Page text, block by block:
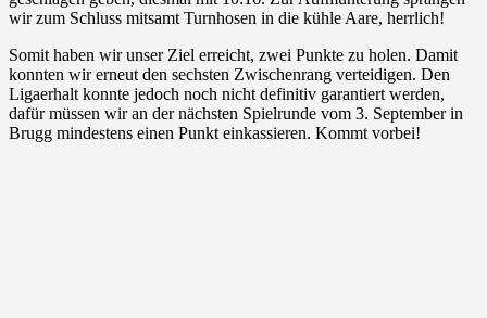
wir zum Schluss mitsamt Turnhosen in die kühle Aare, herrlich!
Somit haben wir unser Ziel erreicht, zwei Punkte zu holen. Damit
konnten wir erneut den sechsten Zwischenrang verteidigen. Den
Ligaerhalt konnte jedoch noch nicht definitiv garantiert werden,
dafür müssen wir an der nächsten Spielrunde vom 3. September in
Brugg mindestens einen Punkt einkassieren. Kommt vorbei!